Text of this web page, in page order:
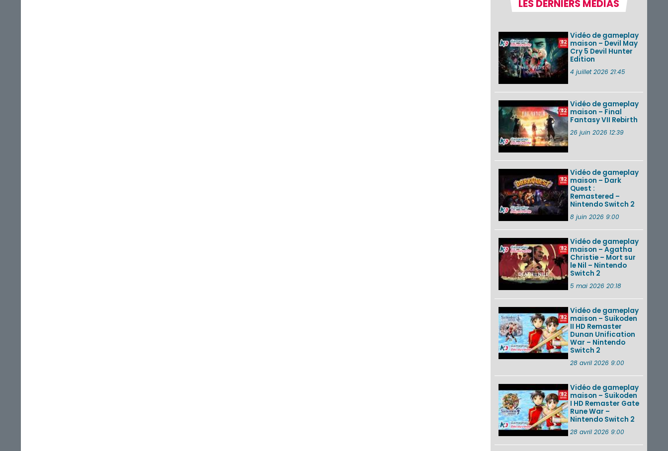
Pokémon GO : les
Un Fire Emblem :
Fortune’s Weave
Direct d’environ 20
août 2026...
Les sorties eShop de
la semaine 31 de
2026 (Xenoblade
Chronicles 2 –
VOIR PLUS DE NEWS
LES DERNIERS MÉDIAS
Vidéo de gameplay
maison – Devil May
Cry 5 Devil Hunter
Edition
4 juillet 2026 21:45
Vidéo de gameplay
maison – Final
Fantasy VII Rebirth
26 juin 2026 12:39
Vidéo de gameplay
maison – Dark
Quest :
Remastered –
Nintendo Switch 2
8 juin 2026 9:00
Vidéo de gameplay
maison – Agatha
Christie – Mort sur
le Nil – Nintendo
Switch 2
5 mai 2026 20:18
Vidéo de gameplay
maison – Suikoden
II HD Remaster
Dunan Unification
War – Nintendo
Switch 2
28 avril 2026 9:00
Vidéo de gameplay
maison – Suikoden
I HD Remaster Gate
Rune War –
Nintendo Switch 2
28 avril 2026 9:00